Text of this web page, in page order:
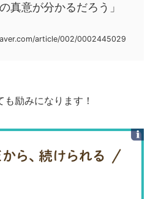
真意が分かるだろう」
article/002/0002445029
励みになります！